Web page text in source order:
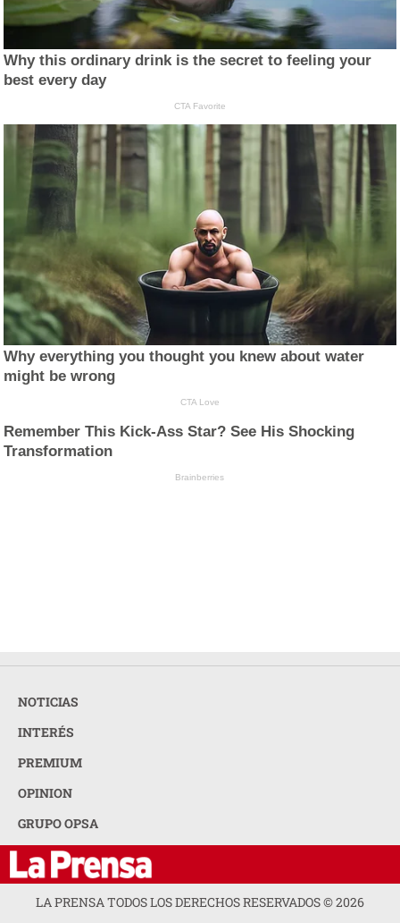
Why this ordinary drink is the secret to feeling your
best every day
CTA Favorite
Why everything you thought you knew about water
might be wrong
CTA Love
Remember This Kick-Ass Star? See His Shocking
Transformation
Brainberries
NOTICIAS
INTERÉS
PREMIUM
OPINION
GRUPO OPSA
LA PRENSA TODOS LOS DERECHOS RESERVADOS ©2026